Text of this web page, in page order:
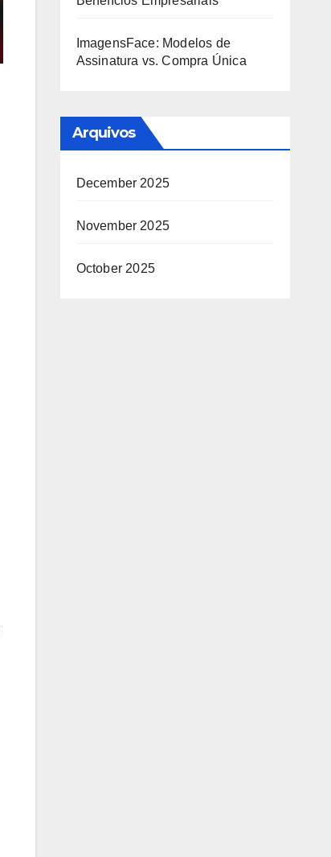
ImagensFace: Modelos de
Assinatura vs. Compra Única
Arquivos
December 2025
November 2025
October 2025